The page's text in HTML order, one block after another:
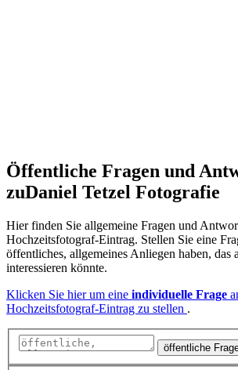
Öffentliche Fragen und
zuDaniel Tetzel Fotografie
Hier finden Sie allgemeine Fragen und
Hochzeitsfotograf-Eintrag. Stellen Sie eine
öffentliches, allgemeines Anliegen haben, das
interessieren könnte.
Klicken Sie hier um eine individuelle Frage
Hochzeitsfotograf-Eintrag zu stellen .
öffentliche